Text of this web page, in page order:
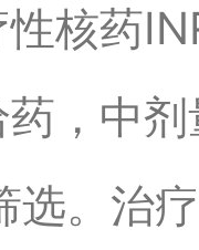
核药
，中
选。治